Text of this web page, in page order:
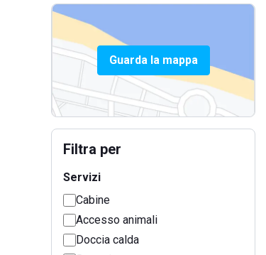
Guarda la mappa
Filtra per
Servizi
Cabine
Accesso animali
Doccia calda